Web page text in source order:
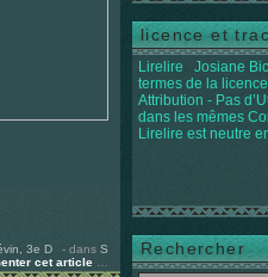
3e D - dans S
cet article
licence et
Lirelire Josiane
termes de la licence
Attribution - Pas
dans les mêmes
Lirelire est neutre
Rechercher